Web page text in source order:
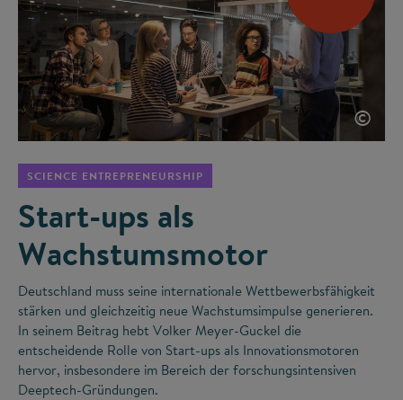
©
SCIENCE ENTREPRENEURSHIP
Start-ups als
Wachstumsmotor
Deutschland muss seine internationale Wettbewerbsfähigkeit
stärken und gleichzeitig neue Wachstumsimpulse generieren.
In seinem Beitrag hebt Volker Meyer-Guckel die
entscheidende Rolle von Start-ups als Innovationsmotoren
hervor, insbesondere im Bereich der forschungsintensiven
Deeptech-Gründungen.